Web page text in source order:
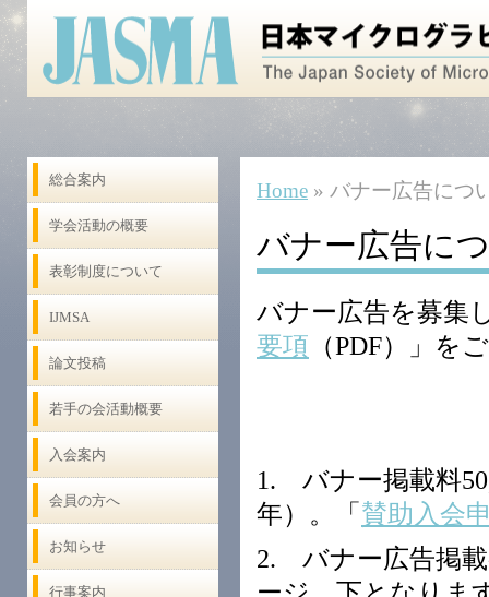
総合案内
学会活動の概要
表彰制度について
IJMSA
論文投稿
若手の会活動概要
入会案内
会員の方へ
お知らせ
行事案内
Home » バナー広告につ
バナー広告に
バナー広告を募集
要項 （PDF）」を
1. バナー掲載料
年）。「 賛助入会
2. バナー広告掲